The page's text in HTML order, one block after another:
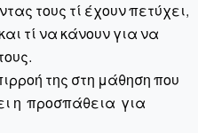
τους τί έχουν πετύχει,
τί να κάνουν για να
της στη μάθηση που
η προσπάθεια για